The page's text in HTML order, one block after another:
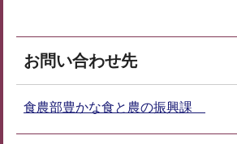
お問い合わせ先
食農部豊かな食と農の振興課